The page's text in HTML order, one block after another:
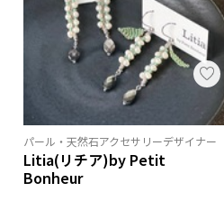
パール・天然石アクセサリーデザイナー
Litia(リチア)by Petit
Bonheur